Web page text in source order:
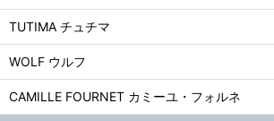
TUTIMA チュチマ
WOLF ウルフ
CAMILLE FOURNET カミーユ・フォルネ